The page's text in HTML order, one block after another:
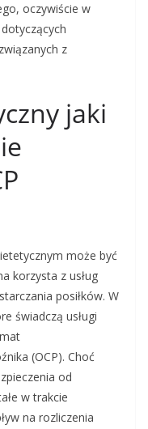
oczywiście w
z
jaki
może być
korzysta z usług
posiłków. W
świadczą usługi
(OCP). Choć
od
w trakcie
na rozliczenia